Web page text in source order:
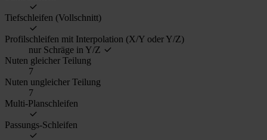
Tiefschleifen (Vollschnitt)
Profilschleifen mit Interpolation (X/Y oder Y/Z)
nur Schräge in Y/Z
Nuten gleicher Teilung
7
Nuten ungleicher Teilung
7
Multi-Planschleifen
Passungs-Schleifen